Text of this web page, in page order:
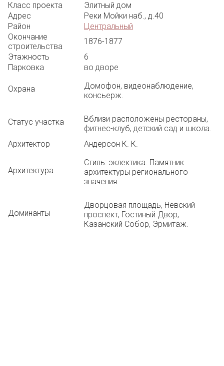
Класс проекта
Элитный дом
Адрес
Реки Мойки наб., д.40
Район
Центральный
Окончание
строительства
1876-1877
Этажность
6
Парковка
во дворе
Охрана
Домофон, видеонаблюдение,
консьерж.
Статус участка
Вблизи расположены рестораны,
фитнес-клуб, детский сад и школа.
Архитектор
Андерсон К. К.
Архитектура
Стиль: эклектика. Памятник
архитектуры регионального
значения.
Доминанты
Дворцовая площадь, Невский
проспект, Гостиный Двор,
Казанский Собор, Эрмитаж.